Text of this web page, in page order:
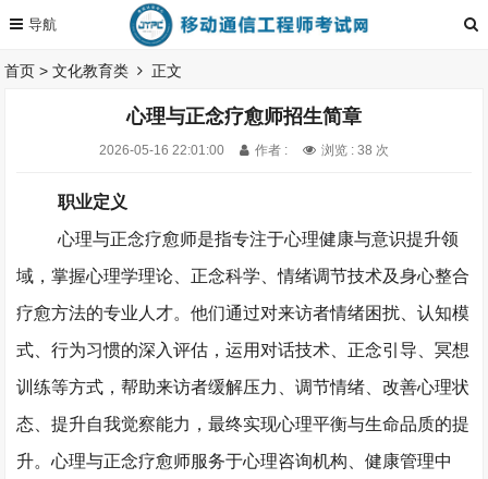
首页 >文化教育类 正文
心理与正念疗愈师招生简章
2026-05-16 22:01:00 作者 : 浏览 : 38 次
职业定义
心理与正念疗愈师是指专注于心理健康与意识提升领
域，掌握心理学理论、正念科学、情绪调节技术及身心整合
疗愈方法的专业人才。他们通过对来访者情绪困扰、认知模
式、行为习惯的深入评估，运用对话技术、正念引导、冥想
训练等方式，帮助来访者缓解压力、调节情绪、改善心理状
态、提升自我觉察能力，最终实现心理平衡与生命品质的提
升。心理与正念疗愈师服务于心理咨询机构、健康管理中